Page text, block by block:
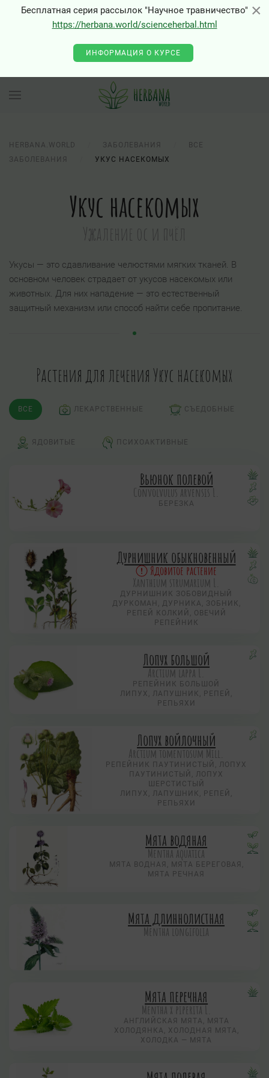
×
Бесплатная серия рассылок "Научное травничество"
https://herbana.world/scienceherbal.html
ИНФОРМАЦИЯ О КУРСЕ
HERBANA.WORLD ЗАБОЛЕВАНИЯ
ВСЕ
ЗАБОЛЕВАНИЯ
УКУС НАСЕКОМЫХ
Укус насекомых
Ужаление ос и пчёл
Укусы — это сдавливание челюстями мягких тканей. В
основном человек страдает от укусов насекомых или
животных. Для них нападение — это естественный
защитный механизм или способ найти себе пропитание.
Растения для лечения Укус насекомых
ВСЕ ЛЕКАРСТВЕННЫЕ СЪЕДОБНЫЕ
ЯДОВИТЫЕ ПСИХОАКТИВНЫЕ
Вьюнок полевой
Convolvulus arvensis L.
БЕРЕЗКА
Дурнишник обыкновенный
Ядовитое растение
Xanthium strumarium L.
ДУРНИШНИК ЗОБОВИДНЫЙ
ДУРКОМАН, ДУРНИКА, ЗОБНИК,
РЕПЕЙ КОЛКИЙ, ОВЕЧИЙ
РЕПЕЙНИК
Лопух большой
Arctium lappa L.
РЕПЕЙНИК БОЛЬШОЙ
ЛИПУХ, ЛАПУШНИК, РЕПЕЙ,
РЕПЬЯХИ
Лопух войлочный
Arctium tomentosum Mill.
РЕПЕЙНИК ПАУТИНИСТЫЙ, ЛОПУХ
ПАУТИНИСТЫЙ, ЛОПУХ
ШЕРСТИСТЫЙ
ЛИПУХ, ЛАПУШНИК, РЕПЕЙ,
РЕПЬЯХИ
Мята водяная
Mentha aquatica
МЯТА ВОДНАЯ, МЯТА БЕРЕГОВАЯ,
МЯТА РЕЧНАЯ
Мята длиннолистная
Mentha longifolia
Мята перечная
Mentha х piperita L.
АНГЛИЙСКАЯ МЯТА, МЯТА
ХОЛОДЯНКА, ХОЛОДНАЯ МЯТА,
ХОЛОДКА — МЯТА
×